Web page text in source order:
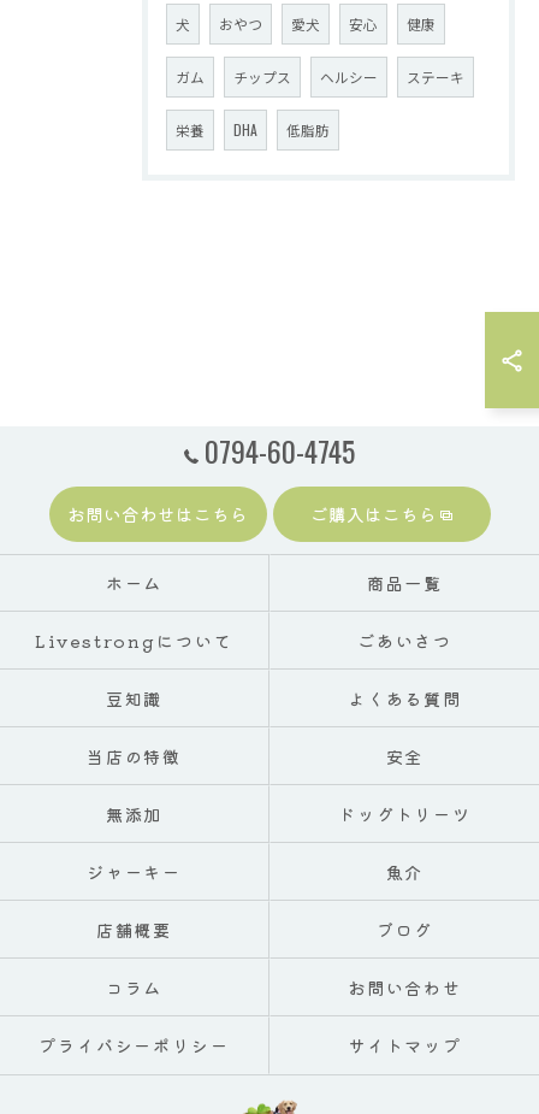
犬 おやつ 愛犬 安心 健康
ガム チップス ヘルシー ステーキ
栄養 DHA 低脂肪
0794-60-4745
お問い合わせはこちら ご購入はこちら
ホーム 商品一覧
Livestrongについて ごあいさつ
豆知識 よくある質問
当店の特徴 安全
無添加 ドッグトリーツ
ジャーキー 魚介
店舗概要 ブログ
コラム お問い合わせ
プライバシーポリシー サイトマップ